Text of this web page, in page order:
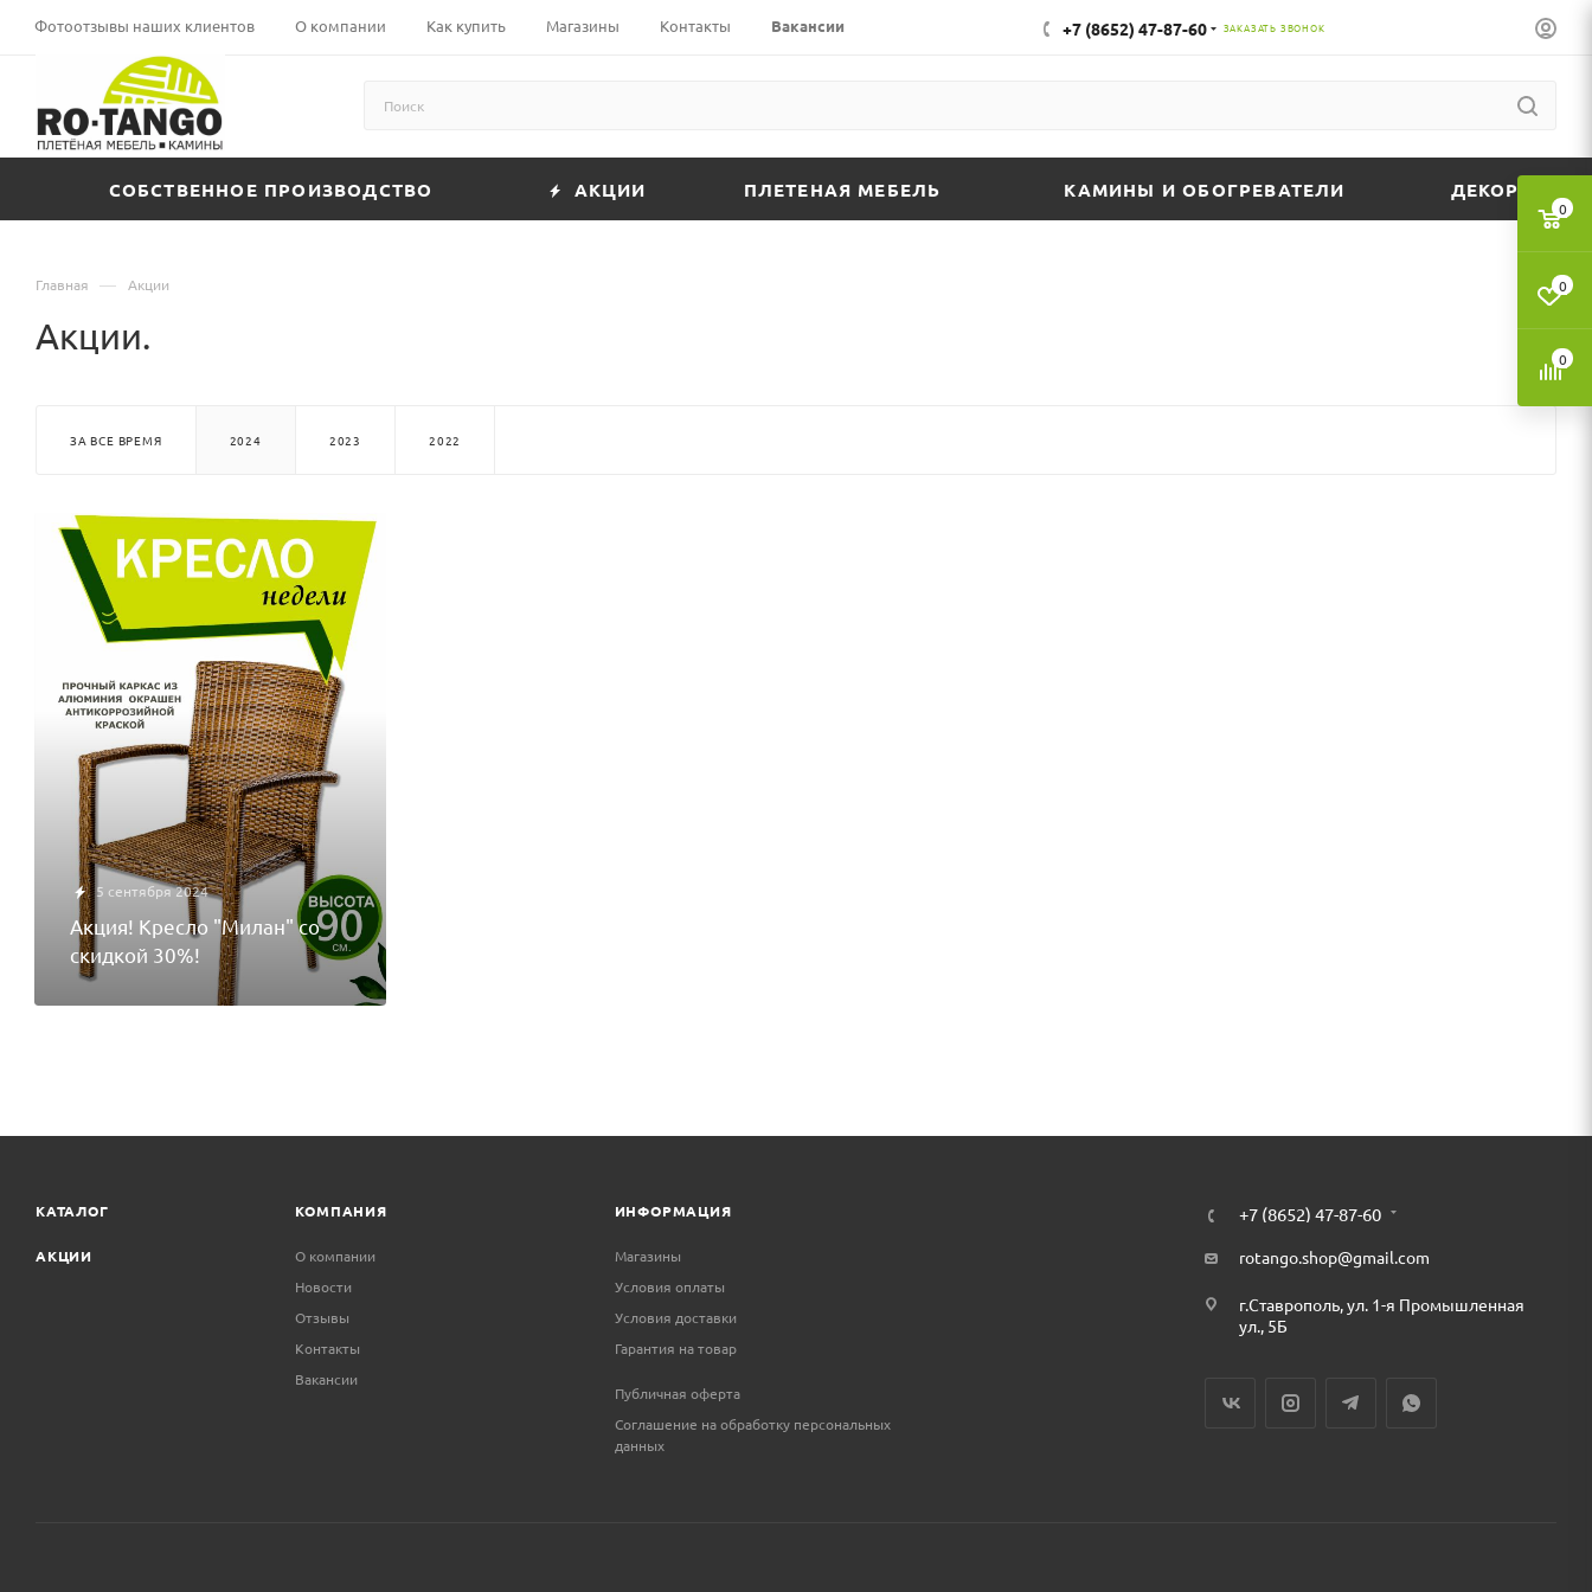
Фотоотзывы наших клиентов О компании Как купить Магазины Контакты Вакансии +7 (8652) 47-87-60 ЗАКАЗАТЬ ЗВОНОК
СОБСТВЕННОЕ ПРОИЗВОДСТВО АКЦИИ ПЛЕТЕНАЯ МЕБЕЛЬ КАМИНЫ И ОБОГРЕВАТЕЛИ ДЕКОР
Главная — Акции
Акции.
ЗА ВСЕ ВРЕМЯ 2024 2023 2022
5 сентября 2024
Акция! Кресло "Милан" со
скидкой 30%!
КАТАЛОГ
АКЦИИ
КОМПАНИЯ
О компании
Новости
Отзывы
Контакты
Вакансии
ИНФОРМАЦИЯ
Магазины
Условия оплаты
Условия доставки
Гарантия на товар
Публичная оферта
Соглашение на обработку персональных
данных
+7 (8652) 47-87-60
rotango.shop@gmail.com
г.Ставрополь, ул. 1-я Промышленная
ул., 5Б
0
0
0